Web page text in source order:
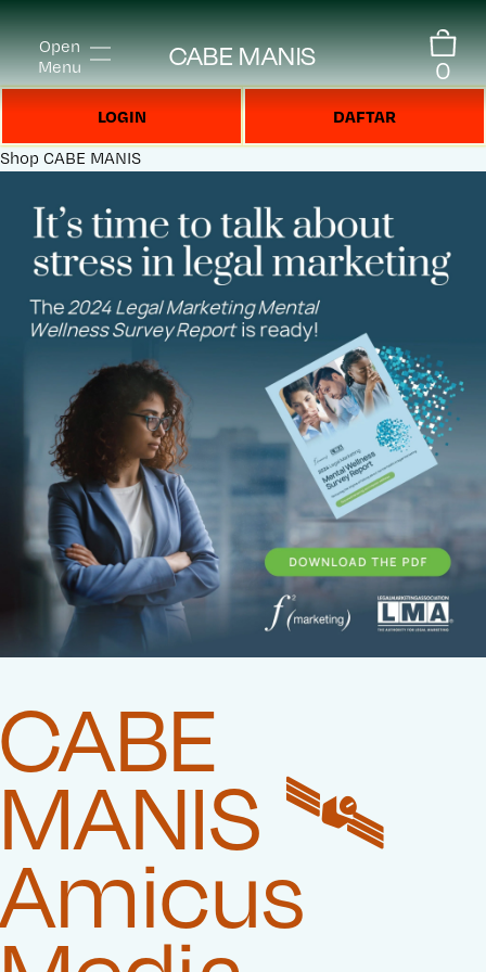
Open
Menu
CABE MANIS 0
LOGIN DAFTAR
Shop CABE MANIS
CABE
MANIS 🛰️‍
Amicus